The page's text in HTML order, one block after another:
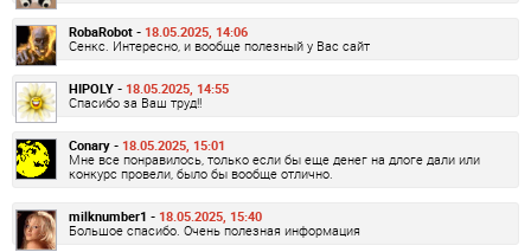
RobaRobot - 18.05.2025, 14:06
Сенкс. Интересно, и вообще полезный у Вас сайт
HIPOLY - 18.05.2025, 14:55
Спасибо за Ваш труд!!
Conary - 18.05.2025, 15:01
Мне все понравилось, только если бы еще денег на длоге дали или
конкурс провели, было бы вообще отлично.
milknumber1 - 18.05.2025, 15:40
Большое спасибо. Очень полезная информация